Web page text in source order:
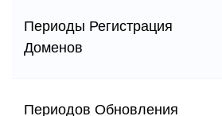
Периоды Регистрация
Доменов
Периодов Обновления